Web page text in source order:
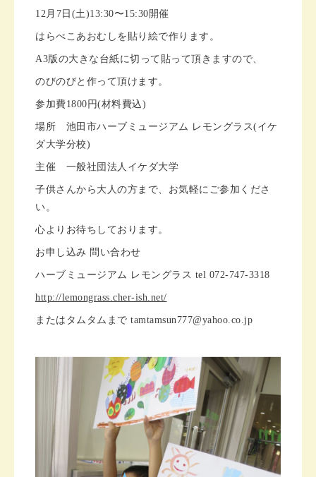
12月7日(土)13:30〜15:30開催
はらぺこあおむしを貼り絵で作ります。
A3版の大きな台紙に切って貼って頂きますので、
のびのびと作って頂けます。
参加費1800円(材料費込)
場所 池田市ハーブミュージアム レモングラス(イケ
ダ大学分校)
主催 一般社団法人イケダ大学
子供さんから大人の方まで、お気軽にご参加くださ
い。
心よりお待ちしております。
お申し込み 問い合わせ
ハーブミュージアム レモングラス tel 072-747-3318
http://lemongrass.cher-ish.net/
またはタムタムまで tamtamsun777@yahoo.co.jp